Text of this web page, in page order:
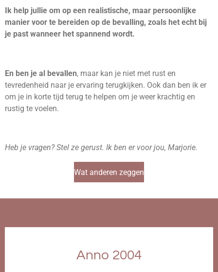
Ik help jullie om op een realistische, maar persoonlijke
manier voor te bereiden op de bevalling, zoals het echt bij
je past wanneer het spannend wordt.
En ben je al bevallen, maar kan je niet met rust en
tevredenheid naar je ervaring terugkijken. Ook dan ben ik er
om je in korte tijd terug te helpen om je weer krachtig en
rustig te voelen.
Heb je vragen? Stel ze gerust. Ik ben er voor jou, Marjorie.
Wat anderen zeggen
Anno 2004